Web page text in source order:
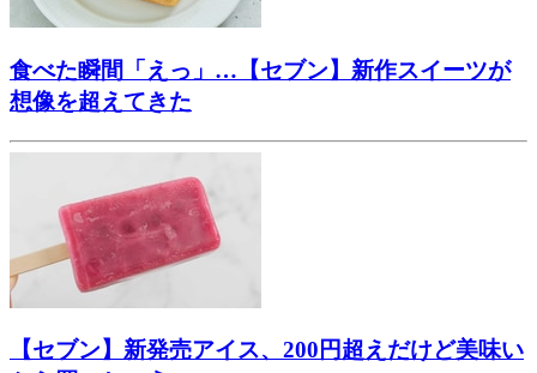
食べた瞬間「えっ」…【セブン】新作スイーツが
想像を超えてきた
【セブン】新発売アイス、200円超えだけど美味い